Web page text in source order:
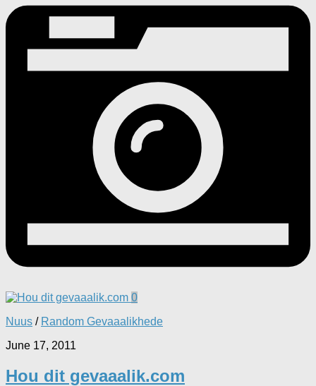
0
Nuus / Random Gevaaalikhede
June 17, 2011
Hou dit gevaaalik.com